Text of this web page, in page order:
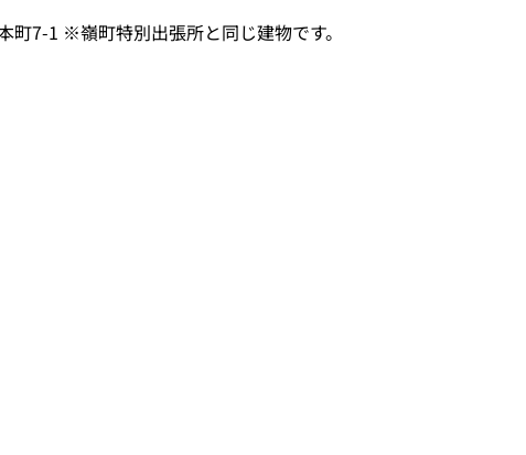
町7-1 ※嶺町特別出張所と同じ建物です。